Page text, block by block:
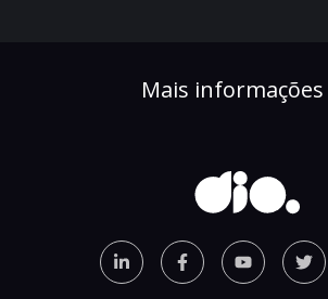
Mais informações